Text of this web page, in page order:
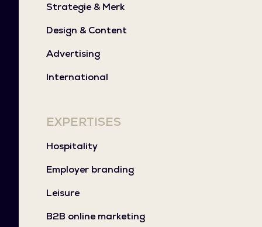
Strategie & Merk
Design & Content
Advertising
International
EXPERTISES
Hospitality
Employer branding
Leisure
B2B online marketing